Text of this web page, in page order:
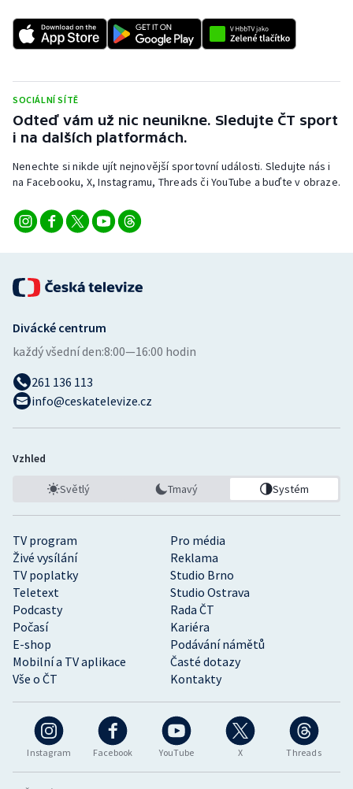
SOCIÁLNÍ SÍTĚ
Odteď vám už nic neunikne. Sledujte ČT sport
i na dalších platformách.
Nenechte si nikde ujít nejnovější sportovní události. Sledujte nás i
na Facebooku, X, Instagramu, Threads či YouTube a buďte v obraze.
Instagram Facebook YouTube X Threads
TV program
Pro média
Živé vysílání
Reklama
TV poplatky
Studio Brno
Teletext
Studio Ostrava
Podcasty
Rada ČT
Počasí
Kariéra
E-shop
Podávání námětů
Mobilní a TV aplikace
Časté dotazy
Vše o ČT
Kontakty
Divácké centrum
každý všední den:8:00—16:00 hodin
261 136 113
info@ceskatelevize.cz
Vzhled
Světlý Tmavý Systém